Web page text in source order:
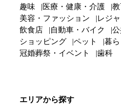
趣味
医療・健康・介護
美容・ファッション
レジ
飲食店
自動車・バイク
ショッピング
ペット
暮ら
冠婚葬祭・イベント
歯科
エリアから探す